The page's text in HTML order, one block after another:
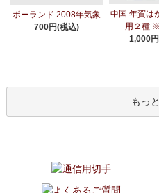
ポーランド 2008年気象
700円(税込)
中国 年賀は
用２種
1,000
もっ